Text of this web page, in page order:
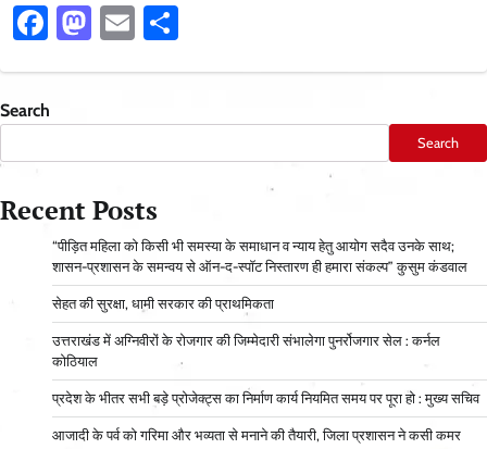
Facebook
Mastodon
Email
Search
Search
Recent Posts
“पीड़ित महिला को किसी भी समस्या के समाधान व न्याय हेतु आयोग सदैव उनके साथ;
शासन-प्रशासन के समन्वय से ऑन-द-स्पॉट निस्तारण ही हमारा संकल्प” कुसुम कंडवाल
सेहत की सुरक्षा, धामी सरकार की प्राथमिकता
उत्तराखंड में अग्निवीरों के रोजगार की जिम्मेदारी संभालेगा पुनर्रोजगार सेल : कर्नल
कोठियाल
प्रदेश के भीतर सभी बड़े प्रोजेक्ट्स का निर्माण कार्य नियमित समय पर पूरा हो : मुख्य सचिव
आजादी के पर्व को गरिमा और भव्यता से मनाने की तैयारी, जिला प्रशासन ने कसी कमर